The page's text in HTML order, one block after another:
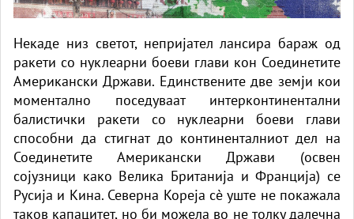
Некаде низ светот, непријател лансира бараж од
ракети со нуклеарни боеви глави кон Соединетите
Американски Држави. Единствените две земји кои
моментално поседуваат интерконтинентални
балистички ракети со нуклеарни боеви глави
способни да стигнат до континенталниот дел на
Соединетите Американски Држави (освен
сојузници како Велика Британија и Франција) се
Русија и Кина. Северна Кореја сè уште не покажала
таков капацитет, но би можела во не толку далечна